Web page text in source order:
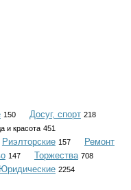
150 Досуг, спорт 218
и красота 451
Риэлторские 157
Ремонт
147 Торжества 708
Юридические 2254